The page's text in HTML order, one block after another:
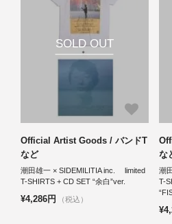
SOLD OUT
Official Artist Goods / バンドT
など
潮田雄一 × SIDEMILITIA inc. limited
T-SHIRTS + CD SET “余白”ver.
¥4,286円 （税込）
な
潮
T-